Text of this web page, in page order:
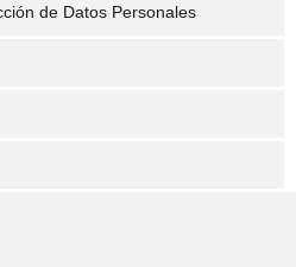
de Datos Personales